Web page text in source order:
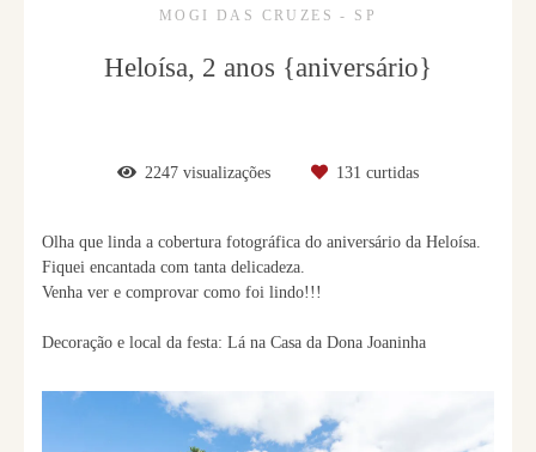
MOGI DAS CRUZES - SP
Heloísa, 2 anos {aniversário}
2247 visualizações 131 curtidas
Olha que linda a cobertura fotográfica do aniversário da Heloísa.
Fiquei encantada com tanta delicadeza.
Venha ver e comprovar como foi lindo!!!
Decoração e local da festa: Lá na Casa da Dona Joaninha